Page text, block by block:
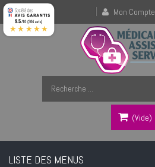
Mon Compte
(vide)
LISTE DES MENUS
9.5/10 (364 avis)
★★★★★